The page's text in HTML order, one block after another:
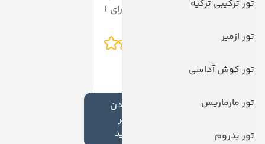
تور ترکیبی ترکیه
تور ازمیر
تور کوش آداسی
تور مارماریس
تور بدروم
افزودن
نظر
جدید